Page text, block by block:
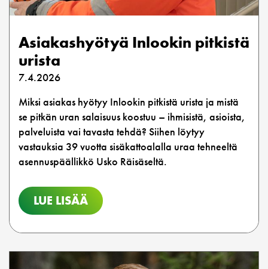
Asiakashyötyä Inlookin pitkistä
urista
7.4.2026
Miksi asiakas hyötyy Inlookin pitkistä urista ja mistä
se pitkän uran salaisuus koostuu – ihmisistä, asioista,
palveluista vai tavasta tehdä? Siihen löytyy
vastauksia 39 vuotta sisäkattoalalla uraa tehneeltä
asennuspäällikkö Usko Räisäseltä.
LUE LISÄÄ